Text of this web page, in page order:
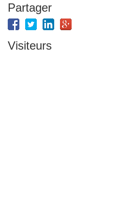
Partager
Visiteurs